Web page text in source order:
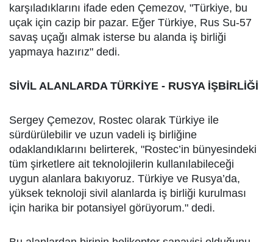
karşıladıklarını ifade eden Çemezov, "Türkiye, bu
uçak için cazip bir pazar. Eğer Türkiye, Rus Su-57
savaş uçağı almak isterse bu alanda iş birliği
yapmaya hazırız" dedi.
SİVİL ALANLARDA TÜRKİYE - RUSYA İŞBİRLİĞİ
Sergey Çemezov, Rostec olarak Türkiye ile
sürdürülebilir ve uzun vadeli iş birliğine
odaklandıklarını belirterek, "Rostec’in bünyesindeki
tüm şirketlere ait teknolojilerin kullanılabileceği
uygun alanlara bakıyoruz. Türkiye ve Rusya’da,
yüksek teknoloji sivil alanlarda iş birliği kurulması
için harika bir potansiyel görüyorum." dedi.